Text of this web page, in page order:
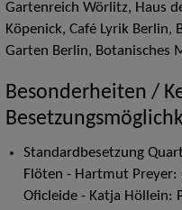
Gartenreich Wörlitz, Haus
Köpenick, Café Lyrik Berlin,
Garten Berlin, Botanisches
Besonderheiten /
Standardbesetzung
Flöten - Hartmut Preyer:
Oficleide - Katja Höllein: